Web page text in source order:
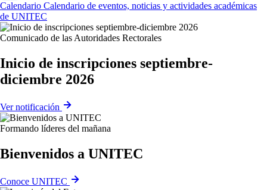
Calendario Calendario de eventos, noticias y actividades académicas
de UNITEC
Comunicado de las Autoridades Rectorales
Inicio de inscripciones septiembre-
diciembre 2026
Ver notificación
Formando líderes del mañana
Bienvenidos a UNITEC
Conoce UNITEC